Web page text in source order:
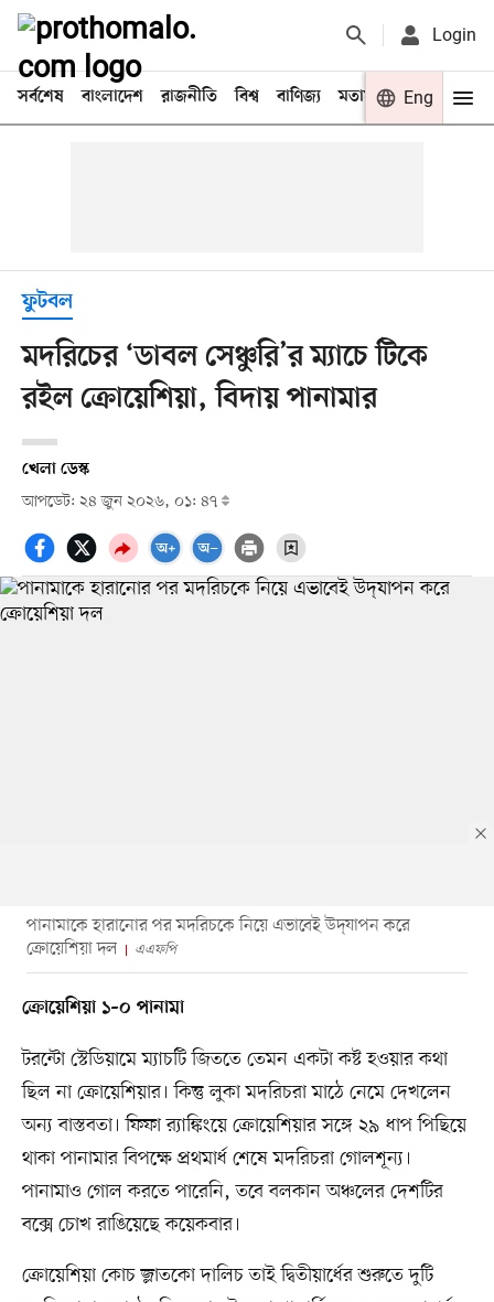
Login
সর্বশেষ বাংলাদেশ রাজনীতি বিশ্ব বাণিজ্য মতামত খেলা
Eng
ফুটবল
মদরিচের ‘ডাবল সেঞ্চুরি’র ম্যাচে টিকে
রইল ক্রোয়েশিয়া, বিদায় পানামার
খেলা ডেস্ক
আপডেট: ২৪ জুন ২০২৬, ০১: ৪৭
পানামাকে হারানোর পর মদরিচকে নিয়ে এভাবেই উদ্‌যাপন করে
ক্রোয়েশিয়া দল
এএফপি
ক্রোয়েশিয়া ১–০ পানামা
টরন্টো স্টেডিয়ামে ম্যাচটি জিততে তেমন একটা কষ্ট হওয়ার কথা
ছিল না ক্রোয়েশিয়ার। কিন্তু লুকা মদরিচরা মাঠে নেমে দেখলেন
অন্য বাস্তবতা। ফিফা র‍্যাঙ্কিংয়ে ক্রোয়েশিয়ার সঙ্গে ২৯ ধাপ পিছিয়ে
থাকা পানামার বিপক্ষে প্রথমার্ধ শেষে মদরিচরা গোলশূন্য।
পানামাও গোল করতে পারেনি, তবে বলকান অঞ্চলের দেশটির
বক্সে চোখ রাঙিয়েছে কয়েকবার।
ক্রোয়েশিয়া কোচ জ্লাতকো দালিচ তাই দ্বিতীয়ার্ধের শুরুতে দুটি